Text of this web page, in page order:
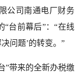
公司南通电厂财务
“台前幕后”：“在线
问题’的转变。”
”带来的全新办税缴